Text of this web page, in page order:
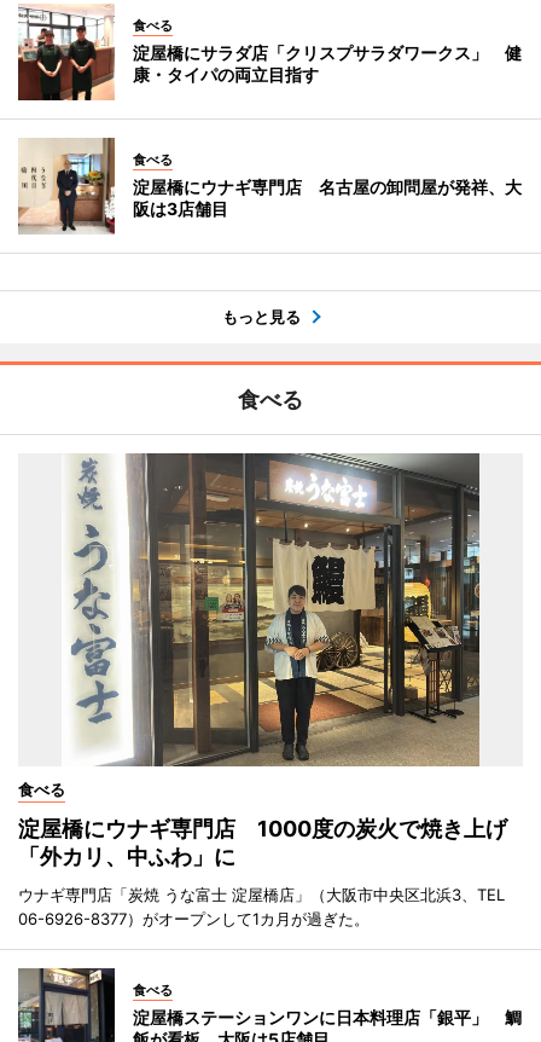
食べる
淀屋橋にサラダ店「クリスプサラダワークス」 健
康・タイパの両立目指す
食べる
淀屋橋にウナギ専門店 名古屋の卸問屋が発祥、大
阪は3店舗目
もっと見る
食べる
食べる
淀屋橋にウナギ専門店 1000度の炭火で焼き上げ
「外カリ、中ふわ」に
ウナギ専門店「炭焼 うな富士 淀屋橋店」（大阪市中央区北浜3、TEL
06-6926-8377）がオープンして1カ月が過ぎた。
食べる
淀屋橋ステーションワンに日本料理店「銀平」 鯛